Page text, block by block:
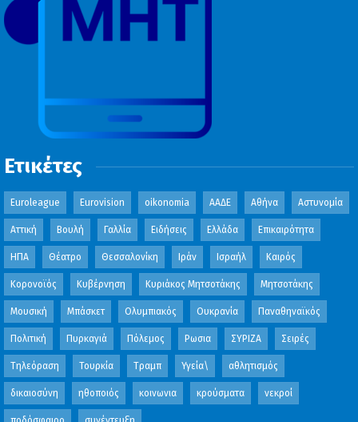
Ετικέτες
Euroleague Eurovision oikonomia ΑΑΔΕ Αθήνα Αστυνομία
Αττική Βουλή Γαλλία Ειδήσεις Ελλάδα Επικαιρότητα
ΗΠΑ Θέατρο Θεσσαλονίκη Ιράν Ισραήλ Καιρός
Κορονοϊός Κυβέρνηση Κυριάκος Μητσοτάκης Μητσοτάκης
Μουσική Μπάσκετ Ολυμπιακός Ουκρανία Παναθηναϊκός
Πολιτική Πυρκαγιά Πόλεμος Ρωσια ΣΥΡΙΖΑ Σειρές
Τηλεόραση Τουρκία Τραμπ Υγεία\ αθλητισμός
δικαιοσύνη ηθοποιός κοινωνια κρούσματα νεκροί